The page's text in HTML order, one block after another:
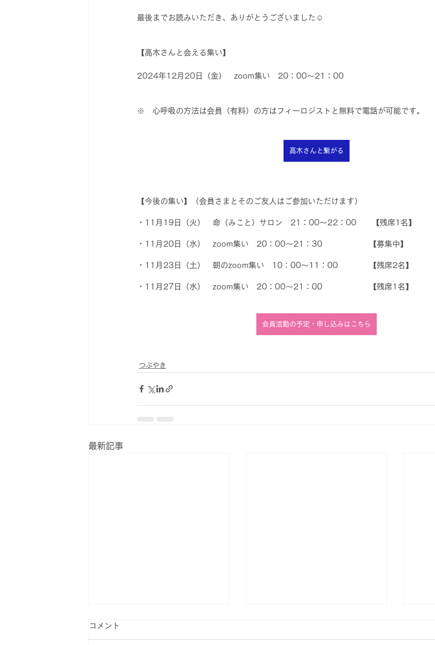
最後までお読みいただき、ありがとうございました☺
【高木さんと会える集い】
2024年12月20日（金）　zoom集い　20：00～21：00
※　心呼吸の方法は会員（有料）の方はフィーロジストと無料で電話が可能です。
高木さんと繋がる
【今後の集い】（会員さまとそのご友人はご参加いただけます）
・11月19日（火）　命（みこと）サロン　21：00～22：00　　【残席1名】
・11月20日（水）　zoom集い　20：00～21：30　　　　　　【募集中】
・11月23日（土）　朝のzoom集い　10：00～11：00　　　　【残席2名】
・11月27日（水）　zoom集い　20：00～21：00　　　　　　【残席1名】
会員活動の予定・申し込みはこちら
つぶやき
最新記事
コメント